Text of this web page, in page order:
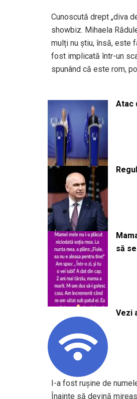
Cunoscută drept „diva
showbiz. Mihaela
mulți nu știu, însă, este
fost implicată într-un
spunând că este rom,
Atac
să
Vezi
I-a fost rușine de
Înainte să devină